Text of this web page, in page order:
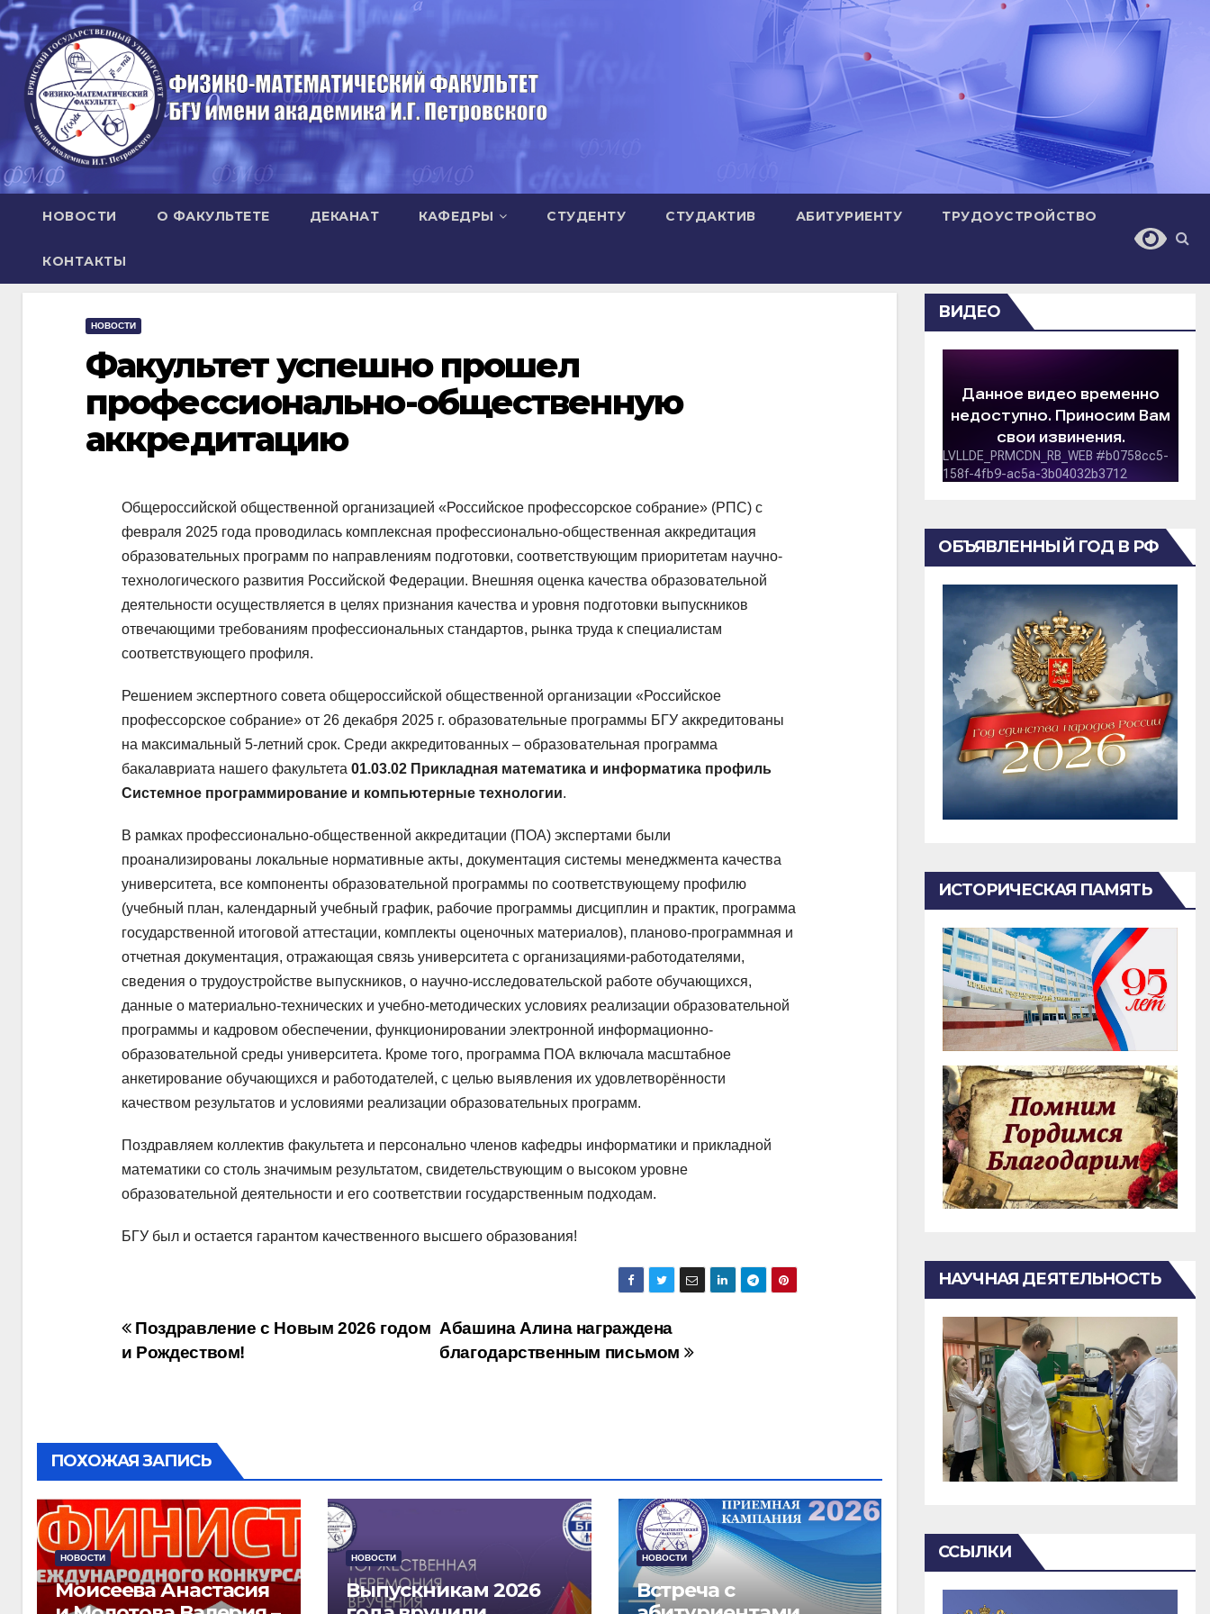
Перейти
к
содержимому
НОВОСТИ О ФАКУЛЬТЕТЕ ДЕКАНАТ КАФЕДРЫ СТУДЕНТУ СТУДАКТИВ АБИТУРИЕНТУ ТРУДОУСТРОЙСТВО
КОНТАКТЫ
НОВОСТИ
Факультет успешно прошел
профессионально-общественную
аккредитацию
Общероссийской общественной организацией «Российское профессорское собрание» (РПС) с
февраля 2025 года проводилась комплексная профессионально-общественная аккредитация
образовательных программ по направлениям подготовки, соответствующим приоритетам научно-
технологического развития Российской Федерации. Внешняя оценка качества образовательной
деятельности осуществляется в целях признания качества и уровня подготовки выпускников
отвечающими требованиям профессиональных стандартов, рынка труда к специалистам
соответствующего профиля.
Решением экспертного совета общероссийской общественной организации «Российское
профессорское собрание» от 26 декабря 2025 г. образовательные программы БГУ аккредитованы
на максимальный 5-летний срок. Среди аккредитованных – образовательная программа
бакалавриата нашего факультета 01.03.02 Прикладная математика и информатика профиль
Системное программирование и компьютерные технологии.
В рамках профессионально-общественной аккредитации (ПОА) экспертами были
проанализированы локальные нормативные акты, документация системы менеджмента качества
университета, все компоненты образовательной программы по соответствующему профилю
(учебный план, календарный учебный график, рабочие программы дисциплин и практик, программа
государственной итоговой аттестации, комплекты оценочных материалов), планово-программная и
отчетная документация, отражающая связь университета с организациями-работодателями,
сведения о трудоустройстве выпускников, о научно-исследовательской работе обучающихся,
данные о материально-технических и учебно-методических условиях реализации образовательной
программы и кадровом обеспечении, функционировании электронной информационно-
образовательной среды университета. Кроме того, программа ПОА включала масштабное
анкетирование обучающихся и работодателей, с целью выявления их удовлетворённости
качеством результатов и условиями реализации образовательных программ.
Поздравляем коллектив факультета и персонально членов кафедры информатики и прикладной
математики со столь значимым результатом, свидетельствующим о высоком уровне
образовательной деятельности и его соответствии государственным подходам.
БГУ был и остается гарантом качественного высшего образования!
Навигация
Абашина Алина награждена
благодарственным письмом
Поздравление с Новым 2026 годом
и Рождеством!
ПОХОЖАЯ ЗАПИСЬ
НОВОСТИ
Моисеева Анастасия
НОВОСТИ
Выпускникам 2026
НОВОСТИ
Встреча с
ВИДЕО
ОБЪЯВЛЕННЫЙ ГОД В РФ
ИСТОРИЧЕСКАЯ ПАМЯТЬ
НАУЧНАЯ ДЕЯТЕЛЬНОСТЬ
ССЫЛКИ